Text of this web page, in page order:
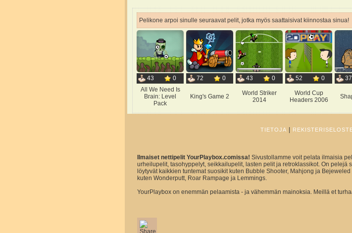
Pelikone arpoi sinulle seuraavat pelit, jotka myös saattaisivat kiinnostaa sinua!
43
0
All We Need Is
Brain: Level
Pack
72 0
King's Game 2
43 0
World Striker
2014
52 0
World Cup
Headers 2006
37
TIETOJA
Ilmaiset nettipelit YourPlaybox.comissa! Sivustollamme voit pelata ilmaisia
urheilupelit, tasohyppelyt, seikkailupelit, lasten pelit ja retroklassikot. On pelejä
löytyvät kaikkien tuntemat suosikit kuten Bubble Shooter, Mahjong ja
kuten Wonderputt, Roar Rampage ja Lemmings.
YourPlaybox on enemmän pelaamista - ja vähemmän mainoksia. Meillä et